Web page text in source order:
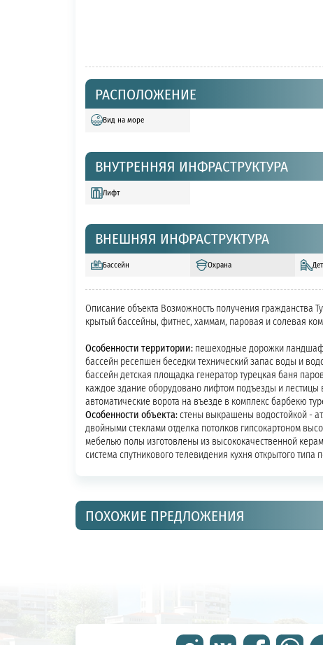
РАСПОЛОЖЕНИЕ
Вид на море
ВНУТРЕННЯЯ ИНФРАСТРУКТУРА
Лифт
ВНЕШНЯЯ ИНФРАСТРУКТУРА
Бассейн Охрана
Описание объекта Возможность получения гражданства
крытый бассейны, фитнес, хаммам, паровая и солевая
Особенности территории: пешеходные дорожки
бассейн ресепшен беседки технический запас воды и
бассейн детская площадка генератор турецкая баня
каждое здание оборудовано лифтом подъезды и
автоматические ворота на въезде в комплекс барбекю
Особенности объекта:стены выкрашены водостойкой -
двойными стеклами отделка потолков гипсокартоном
мебелью полы изготовлены из высококачественной
система спутникового телевидения кухня открытого
ПОХОЖИЕ ПРЕДЛОЖЕНИЯ